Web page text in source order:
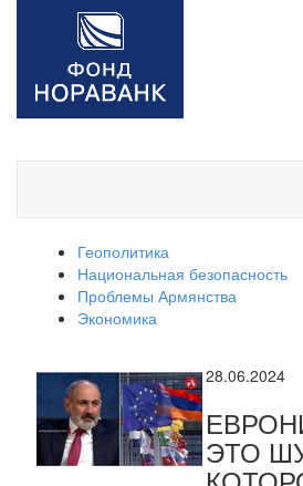
Геополитика
Национальная безопасность
Проблемы Армянства
Экономика
28.06.2024
ЭТО